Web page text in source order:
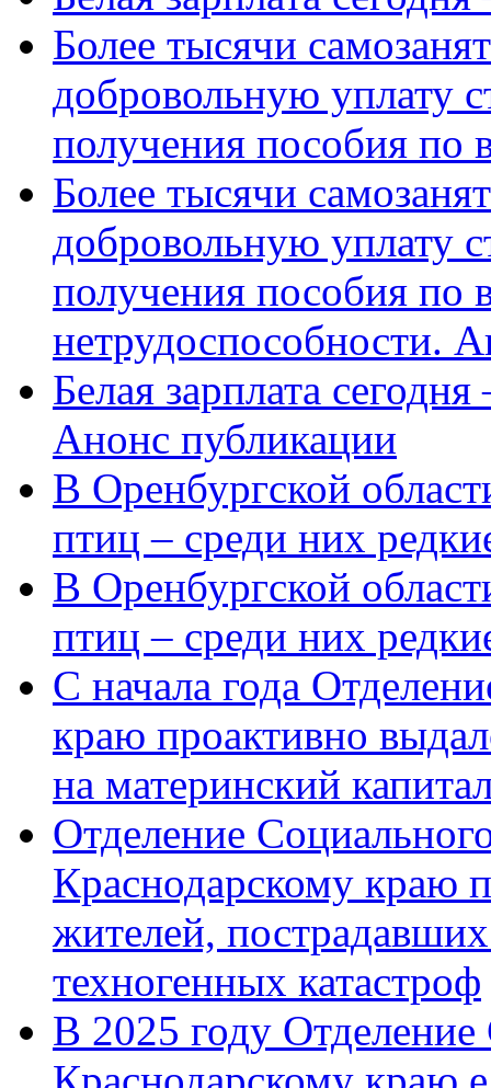
Более тысячи
добровольную уплату
получения пособия по
Более тысячи
добровольную уплату
получения пособия по
нетрудоспособности.
Белая зарплата
Анонс публикации
В Оренбургской
птиц – среди них
В Оренбургской
птиц – среди них
С начала года
краю проактивно
на материнский
Отделение
Краснодарскому краю
жителей,
техногенных катастроф
В 2025 году